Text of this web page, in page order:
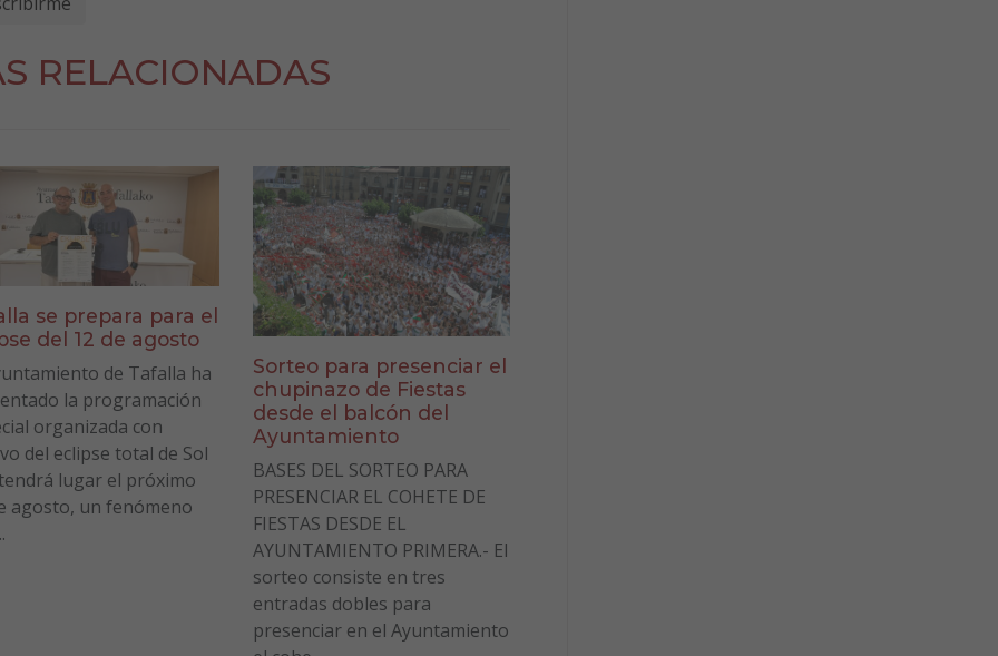
RELACIONADAS
se prepara para el
del 12 de agosto
de Tafalla ha
la programación
organizada con
del eclipse total de Sol
lugar el próximo
agosto, un fenómeno
Sorteo para presenciar el
chupinazo de Fiestas
desde el balcón del
Ayuntamiento
BASES DEL SORTEO PARA
PRESENCIAR EL COHETE DE
FIESTAS DESDE EL
AYUNTAMIENTO PRIMERA.- El
sorteo consiste en tres
entradas dobles para
presenciar en el Ayuntamiento